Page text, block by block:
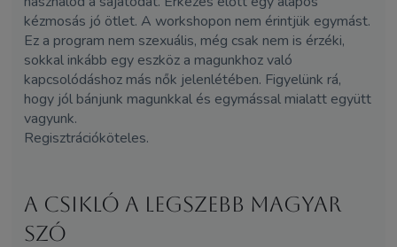
kézmosás jó ötlet. A workshopon nem érintjük egymást.
Ez a program nem szexuális, még csak nem is érzéki,
sokkal inkább egy eszköz a magunkhoz való
kapcsolódáshoz más nők jelenlétében. Figyelünk rá,
hogy jól bánjunk magunkkal és egymással mialatt együtt
vagyunk.
Regisztrációköteles.
A csikló a legszebb magyar
szó